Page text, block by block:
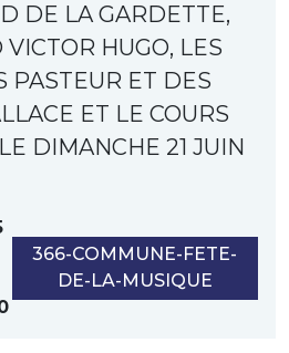
DE LA GARDETTE,
HUGO, LES
PASTEUR ET DES
ET LE COURS
DIMANCHE 21 JUIN
366-COMMUNE-FETE-
DE-LA-MUSIQUE